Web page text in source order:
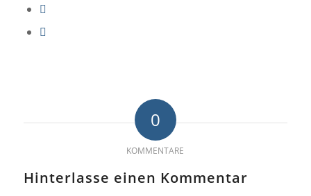
0
KOMMENTARE
Hinterlasse einen Kommentar